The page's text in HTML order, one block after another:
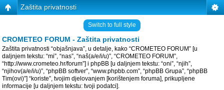
Zaštita privatnosti
Switch to full style
CROMETEO FORUM - Zaštita privatnosti
Zaštita privatnosti “objašnjava”, u detalje, kako “CROMETEO FORUM” [u
daljnjem tekstu: “mi”, “nas”, “naš(a/e/i/u)”, “CROMETEO FORUM”,
“http://www.crometeo.hr/forum”] i phpBB [u daljnjem tekstu: “oni”, “njih”,
“njihov(a/e/i/u)”, “phpBB softver”, “www.phpbb.com”, “phpBB Grupa”, “phpBB
Tim(ovi)”] “koriste”, tvojim djelovanjem [korištenjem foruma], prikupljene
informacije [u daljnjem tekstu: tvoji podatci].